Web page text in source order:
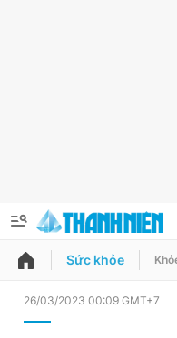
QUẢNG CÁO ĐẶT
Sức khỏe
26/03/2023 00:09 GMT+7